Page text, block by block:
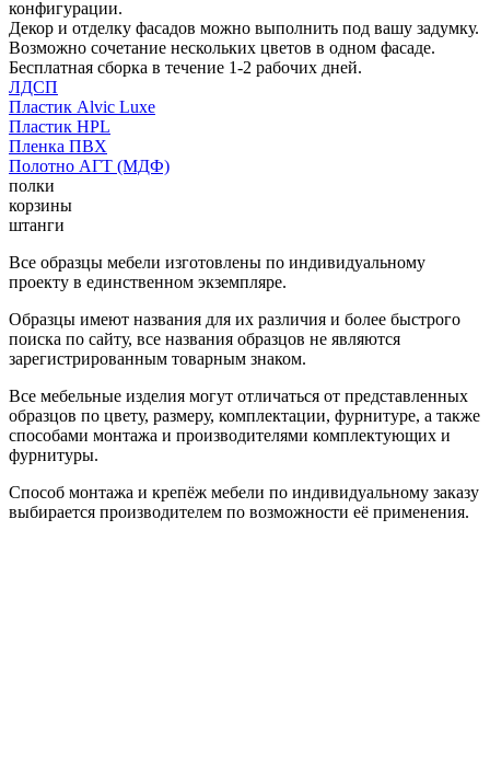
конфигурации.
Декор и отделку фасадов можно выполнить под вашу задумку.
Возможно сочетание нескольких цветов в одном фасаде.
Бесплатная сборка в течение 1-2 рабочих дней.
ЛДСП
Пластик Alvic Luxe
Пластик HPL
Пленка ПВХ
Полотно АГТ (МДФ)
полки
корзины
штанги
Все образцы мебели изготовлены по индивидуальному
проекту в единственном экземпляре.
Образцы имеют названия для их различия и более быстрого
поиска по сайту, все названия образцов не являются
зарегистрированным товарным знаком.
Все мебельные изделия могут отличаться от представленных
образцов по цвету, размеру, комплектации, фурнитуре, а также
способами монтажа и производителями комплектующих и
фурнитуры.
Способ монтажа и крепёж мебели по индивидуальному заказу
выбирается производителем по возможности её применения.